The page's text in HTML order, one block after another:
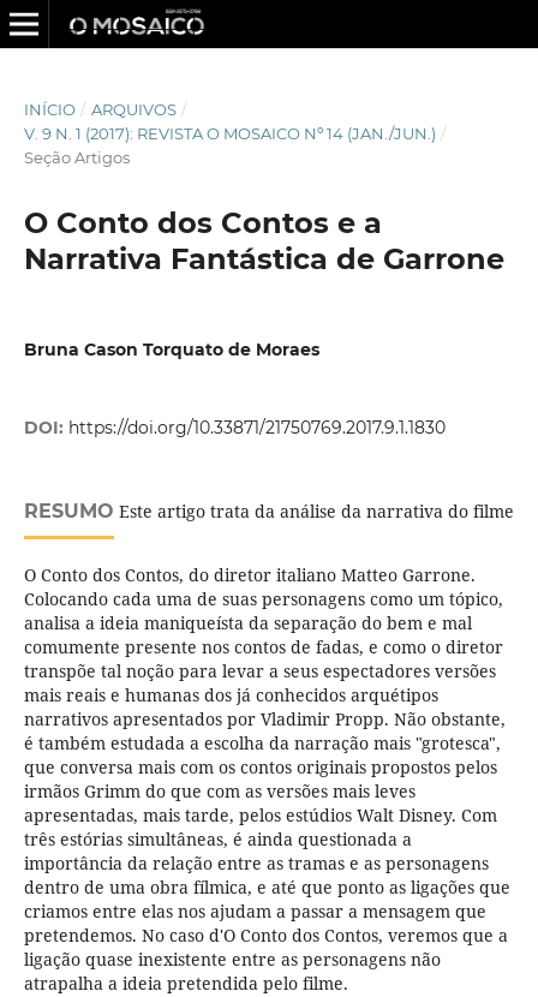
INÍCIO / ARQUIVOS /
V. 9 N. 1 (2017): REVISTA O MOSAICO Nº 14 (JAN./JUN.) /
Seção Artigos
O Conto dos Contos e a
Narrativa Fantástica de Garrone
Bruna Cason Torquato de Moraes
DOI: https://doi.org/10.33871/21750769.2017.9.1.1830
RESUMO Este artigo trata da análise da narrativa do filme
O Conto dos Contos, do diretor italiano Matteo Garrone.
Colocando cada uma de suas personagens como um tópico,
analisa a ideia maniqueí­sta da separação do bem e mal
comumente presente nos contos de fadas, e como o diretor
transpõe tal noção para levar a seus espectadores versões
mais reais e humanas dos já conhecidos arquétipos
narrativos apresentados por Vladimir Propp. Não obstante,
é também estudada a escolha da narração mais "grotesca",
que conversa mais com os contos originais propostos pelos
irmãos Grimm do que com as versões mais leves
apresentadas, mais tarde, pelos estúdios Walt Disney. Com
três estórias simultâneas, é ainda questionada a
importância da relação entre as tramas e as personagens
dentro de uma obra fí­lmica, e até que ponto as ligações que
criamos entre elas nos ajudam a passar a mensagem que
pretendemos. No caso d'O Conto dos Contos, veremos que a
ligação quase inexistente entre as personagens não
atrapalha a ideia pretendida pelo filme.